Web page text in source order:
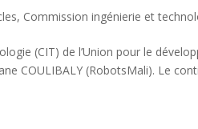
, Commission ingénierie et
(CIT) de l’Union pour le
COULIBALY (RobotsMali). Le